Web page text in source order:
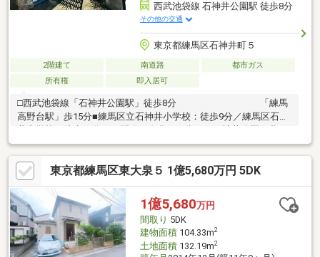
西武池袋線 石神井公園駅 徒歩8分
その他の交通
東京都練馬区石神井町５
2階建て 南道路
都市ガス
所有権
即入居可
□西武池袋線「石神井公園駅」徒歩8分 「練馬
高野台駅」歩15分■練馬区立石神井小学校：徒歩9分／練馬区石神
な自然♪・都心への利便性とゆったりした生活環境を両立したエリ
アです！・住宅街には小さな公園が多く、石神井公園などの大き
な自然スポットにも足を延ばせます♪・2階建て7DKと広々してお
り、ファミリー世帯、2世帯のご家族様にも便利な間取り！□現地
のご見学、資料請求受付中です！物件のことはもちろん、地域の
事やご購入までの流れなど、お気軽にお問い合わせくださいませ♪
東京都練馬区東大泉５ 1億5,680万円 5DK
1億5,680万円
間取り 5DK
建物面積104.33m2
土地面積132.19m2